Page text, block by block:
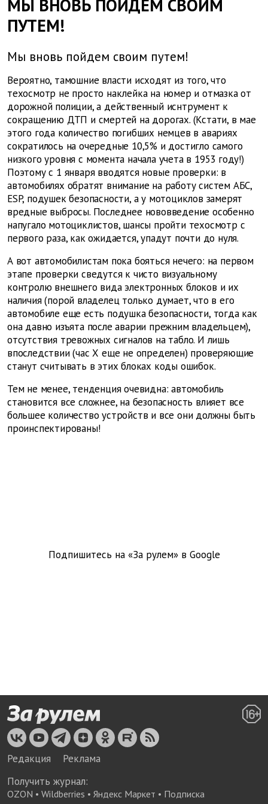
МЫ ВНОВЬ ПОЙДЕМ СВОИМ
ПУТЕМ!
Мы вновь пойдем своим путем!
Вероятно, тамошние власти исходят из того, что
техосмотр не просто наклейка на номер и отмазка от
дорожной полиции, а действенный иснтрумент к
сокращению ДТП и смертей на дорогах. (Кстати, в мае
этого года количество погибших немцев в авариях
сократилось на очередные 10,5% и достигло самого
низкого уровня с момента начала учета в 1953 году!)
Поэтому с 1 января вводятся новые проверки: в
автомобилях обратят внимание на работу систем АБС,
ESP, подушек безопасности, а у мотоциклов замерят
вредные выбросы. Последнее нововведение особенно
напугало мотоциклистов, шансы пройти техосмотр с
первого раза, как ожидается, упадут почти до нуля.
А вот автомобилистам пока бояться нечего: на первом
этапе проверки сведутся к чисто визуальному
контролю внешнего вида электронных блоков и их
наличия (порой владелец только думает, что в его
автомобиле еще есть подушка безопасности, тогда как
она давно изъята после аварии прежним владельцем),
отсутствия тревожных сигналов на табло. И лишь
впоследствии (час Х еще не определен) проверяющие
станут считывать в этих блоках коды ошибок.
Тем не менее, тенденция очевидна: автомобиль
становится все сложнее, на безопасность влияет все
большее количество устройств и все они должны быть
проинспектированы!
Подпишитесь на «За рулем» в Google
Редакция
Реклама
Получить журнал:
OZON • Wildberries • Яндекс Маркет • Подписка